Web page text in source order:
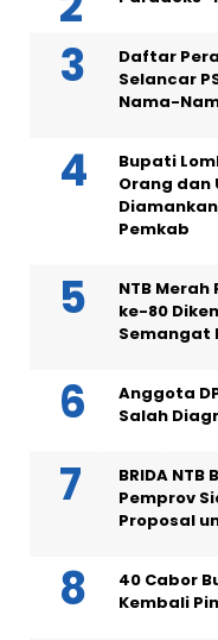
Daftar
Selancar
Nama-
Bupati
Orang dan
Pemkab
NTB
ke-80
Semangat
Anggota
Salah
BRIDA
Pemprov
Proposal
40 Cabor
Kembali